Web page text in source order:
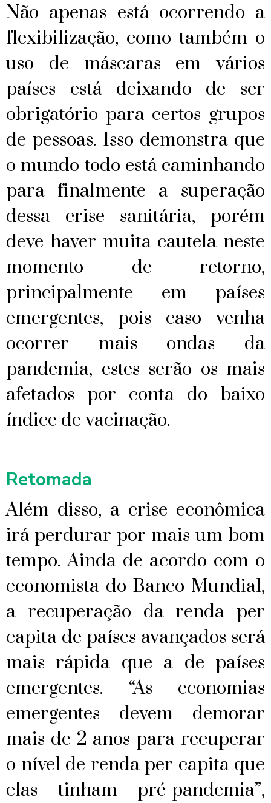
Não apenas está ocorrendo a
flexibilização, como também o
uso de máscaras em vários
países está deixando de ser
obrigatório para certos grupos
de pessoas. Isso demonstra que
o mundo todo está caminhando
para finalmente a superação
dessa crise sanitária, porém
deve haver muita cautela neste
momento de retorno,
principalmente em países
emergentes, pois caso venha
ocorrer mais ondas da
pandemia, estes serão os mais
afetados por conta do baixo
índice de vacinação.
Retomada
Além disso, a crise econômica
irá perdurar por mais um bom
tempo. Ainda de acordo com o
economista do Banco Mundial,
a recuperação da renda per
capita de países avançados será
mais rápida que a de países
emergentes. “As economias
emergentes devem demorar
mais de 2 anos para recuperar
o nível de renda per capita que
elas tinham pré-pandemia”,